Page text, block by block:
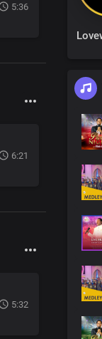
5:36
6:21
5:32